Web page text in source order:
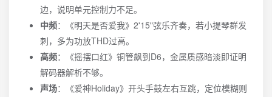
边，说明单元控制力不足。
中频：《明天是否爱我》2'15"弦乐齐奏，若小提琴群发
刺，多为功放THD过高。
高频：《摇摆口红》铜管飙到D6，金属质感暗淡即证明
解码器解析不够。
声场：《爱神Holiday》开头手鼓左右互跳，定位模糊则